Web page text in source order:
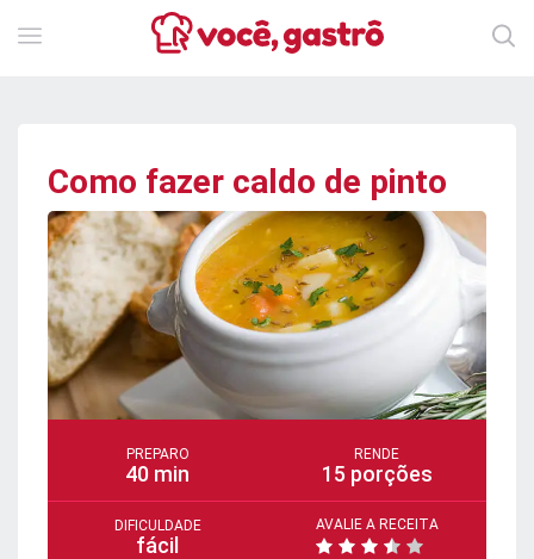
Como fazer caldo de pinto
PREPARO
40 min
RENDE
15 porções
DIFICULDADE
fácil
AVALIE A RECEITA